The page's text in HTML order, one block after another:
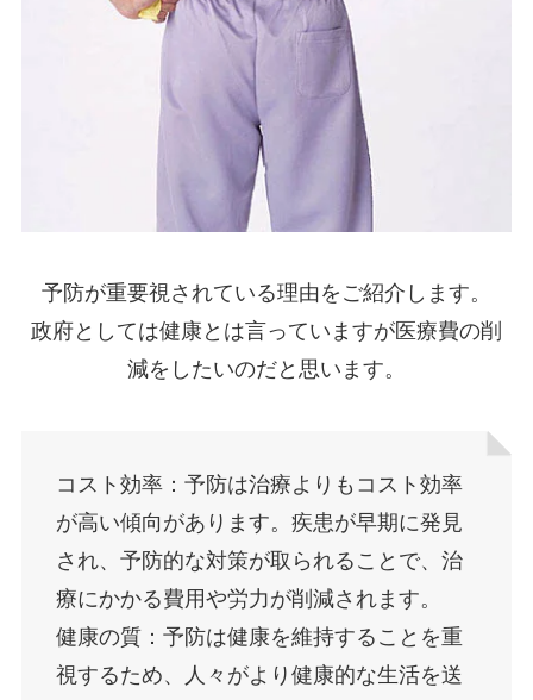
予防が重要視されている理由をご紹介します。
政府としては健康とは言っていますが医療費の削
減をしたいのだと思います。
コスト効率：予防は治療よりもコスト効率
が高い傾向があります。疾患が早期に発見
され、予防的な対策が取られることで、治
療にかかる費用や労力が削減されます。
健康の質：予防は健康を維持することを重
視するため、人々がより健康的な生活を送